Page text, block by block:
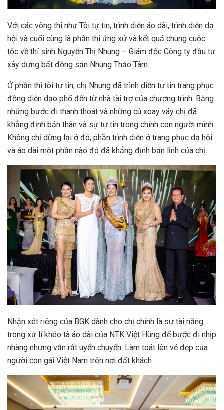
Với các vòng thi như Tôi tự tin, trình diễn áo dài, trình diễn dạ
hội và cuối cùng là phần thi ứng xử và kết quả chung cuộc
tộc về thí sinh Nguyễn Thị Nhung – Giám đốc Công ty đầu tư
xây dựng bất động sản Nhung Thảo Tâm.
Ở phần thi tôi tự tin, chị Nhung đã trình diễn tự tin trang phục
đồng diễn dạo phố đến từ nhà tài trợ của chương trình. Bằng
những bước đi thanh thoát và những cú xoay váy chị đã
khẳng định bản thân và sự tự tin trong chính con người mình.
Không chỉ dừng lại ở đó, phần trình diễn ở trang phục dạ hội
và áo dài một phần nào đó đã khẳng định bản lĩnh của chị.
Nhận xét riêng của BGK dành cho chị chính là sự tài năng
trong xử lí khéo tà áo dài của NTK Việt Hùng để bước đi nhịp
nhàng nhưng vẫn rất uyển chuyển. Làm toát lên vẻ đẹp của
người con gái Việt Nam trên nơi đất khách.